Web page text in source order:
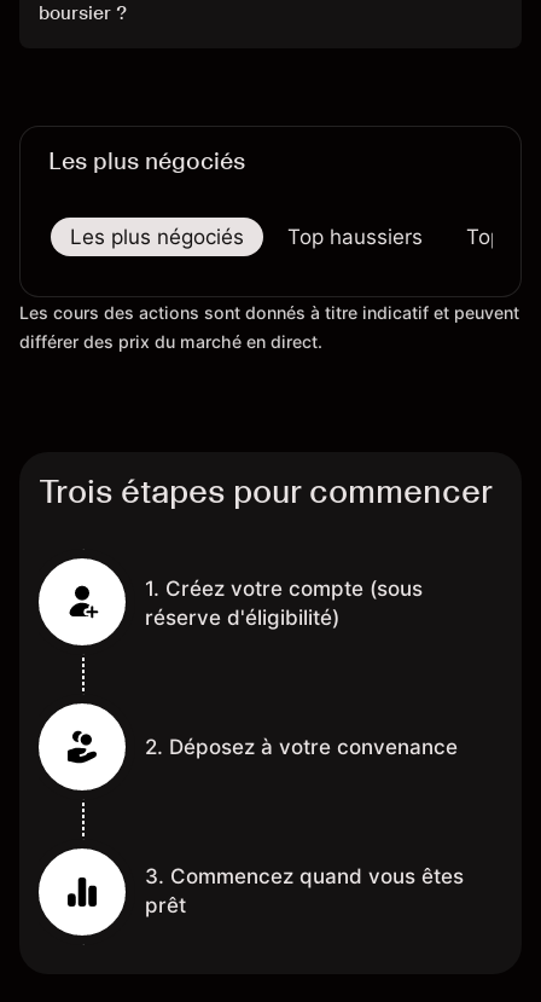
boursier ?
Les plus négociés
Les plus négociés Top haussiers Top
Les cours des actions sont donnés à titre indicatif et peuvent
différer des prix du marché en direct.
Trois étapes pour commencer
1. Créez votre compte (sous
réserve d'éligibilité)
2. Déposez à votre convenance
3. Commencez quand vous êtes
prêt